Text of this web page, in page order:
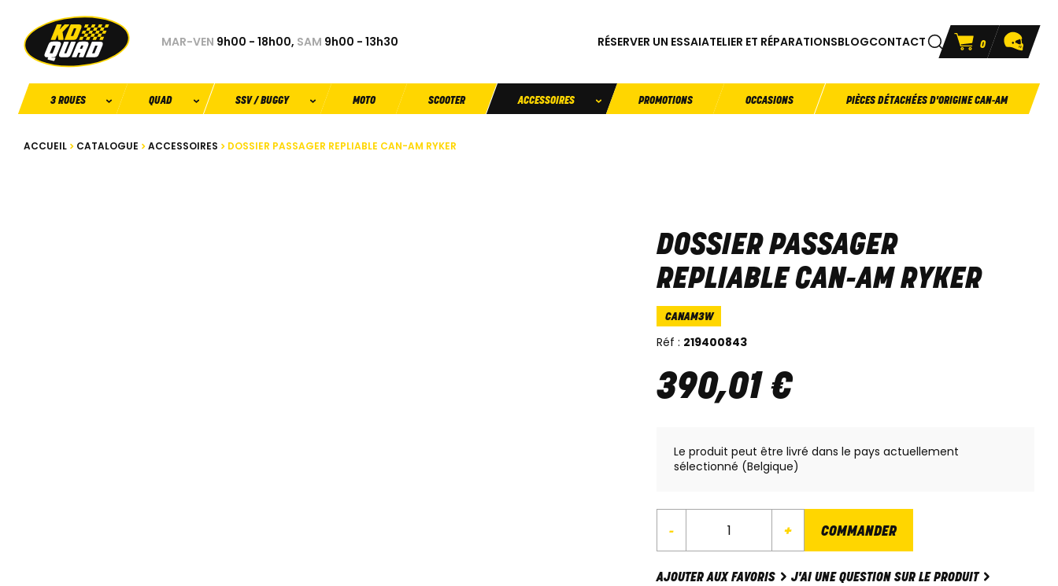
MAR-VEN 9h00 - 18h00, SAM 9h00 - 13h30 RÉSERVER UN ESSAIATELIER ET RÉPARATIONSBLOGCONTACT 0
3 ROUES QUAD SSV / BUGGY MOTO SCOOTER ACCESSOIRES PROMOTIONS OCCASIONS PIÈCES DÉTACHÉES D'ORIGINE CAN-AM
ACCUEIL CATALOGUE ACCESSOIRES DOSSIER PASSAGER REPLIABLE CAN-AM RYKER
DOSSIER PASSAGER
REPLIABLE CAN-AM RYKER
CANAM3W
Réf : 219400843
390,01 €
Le produit peut être livré dans le pays actuellement
sélectionné (Belgique)
- + COMMANDER
AJOUTER AUX FAVORIS J'AI UNE QUESTION SUR LE PRODUIT